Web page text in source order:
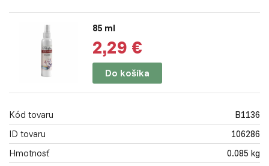
85 ml
2,29 €
Do košíka
Kód tovaru
B1136
ID tovaru
106286
Hmotnosť
0.085 kg